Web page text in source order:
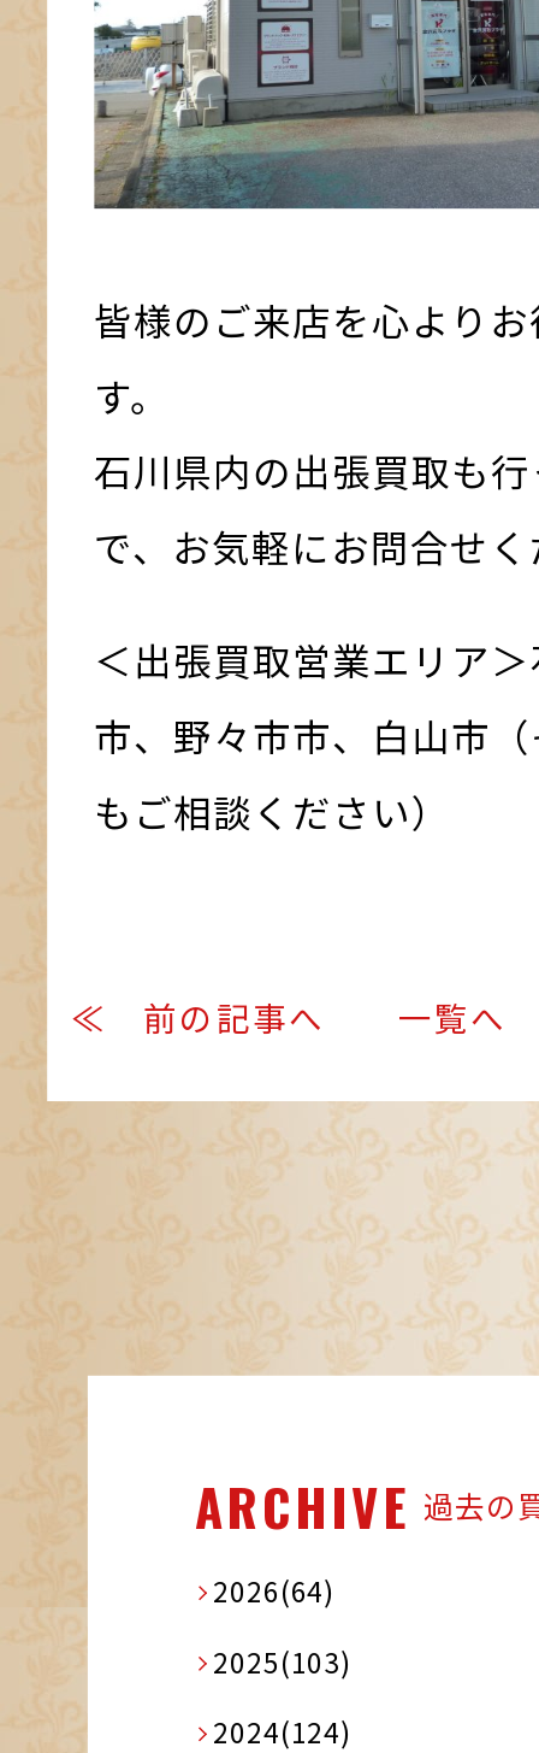
皆様のご来店を心より
す。
石川県内の出張買取も
で、お気軽にお問合せ
＜出張買取営業エリア
市、野々市市、白山市
もご相談ください）
≪ 前の記事へ 一覧へ
ARCHIVE 過去の
2026(64)
2025(103)
2024(124)